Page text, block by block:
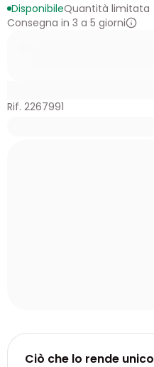
DisponibileQuantità limitata
Consegna in 3 a 5 giorni
Rif. 2267991
Ciò che lo rende unico